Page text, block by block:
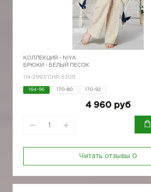
КОЛЛЕКЦИЯ - NIYA
БРЮКИ - БЕЛЫЙ ПЕСОК
114-2997/CHR-5309
164-96 170-80 170-92
4 960 руб
Читать отзывы 0